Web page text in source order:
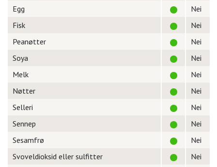
Egg
Nei
Fisk
Nei
Peanøtter
Nei
Soya
Nei
Melk
Nei
Nøtter
Nei
Selleri
Nei
Sennep
Nei
Sesamfrø
Nei
Svoveldioksid eller sulfitter
Nei